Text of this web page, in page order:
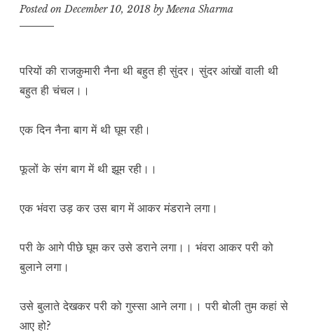
Posted onDecember 10, 2018 byMeena Sharma
परियों की राजकुमारी नैना थी बहुत ही सुंदर। सुंदर आंखों वाली थी
बहुत ही चंचल।।
एक दिन नैना बाग में थी घूम रही।
फूलों के संग बाग में थी झूम रही।।
एक भंवरा उड़ कर उस बाग में आकर मंडराने लगा।
परी के आगे पीछे घूम कर उसे डराने लगा।। भंवरा आकर परी को
बुलाने लगा।
उसे बुलाते देखकर परी को गुस्सा आने लगा।। परी बोली तुम कहां से
आए हो?